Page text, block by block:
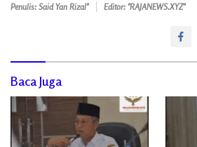
Penulis: Said Yan Rizal" Editor: "RAJANEWS.XYZ"
Baca Juga